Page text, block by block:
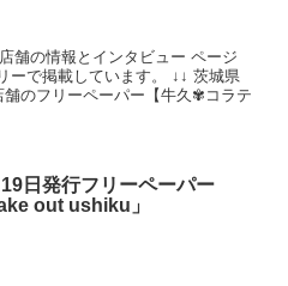
舗の情報とインタビュー ページ
で掲載しています。 ↓↓ 茨城県
のフリーペーパー【牛久✾コラテ
日発行フリーペーパー
out ushiku」